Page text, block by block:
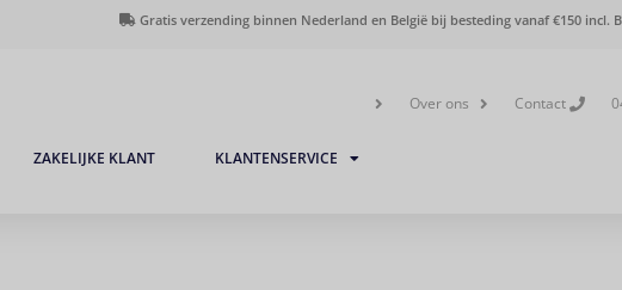
Gratis verzending binnen Nederland en België bij besteding vanaf €150 incl.
Over ons Contact
ZAKELIJKE KLANT KLANTENSERVICE